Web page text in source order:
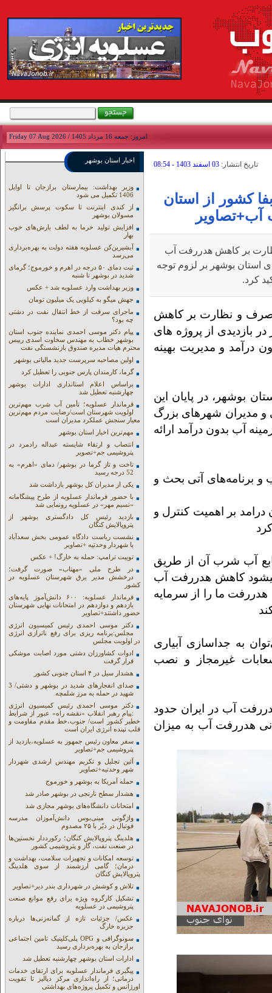
امروز: جمعه 16 مرداد 1405 / Friday 07 Aug 2026
تاريخ انتشار: 03 اسفند 1403 - 08:54
کشور از استان
آب+تصاویر
بر کاهش هدررفت آب
استان بوشهر بر لزوم توجه
کرد.
و نظارت بر کاهش
از پروژه های
درآمد و مدیریت بهینه
بوشهر، در پایان این
و مدیران شهرهای بزرگ
آب بدون درآمد ارائه
برنامه‌های آتی بحث و
بر اهمیت کنترل و
آب شرب آن از طریق
میشود کاهش هدررفت آب
ما را از سرمایه
به جداسازی آبیاری
غیرمجاز و نصب
آب در ایران حدود
هدررفت آب به میزان
اخبار استان بوشهر
وزیر بهداشت: بیمارستان برازجان تا اوایل
1406 تکمیل می شود
از کندی اینترنت تا سکوت پرسش برانگیز
مسولان بوشهر
افزایش تولید خرما به لطف بارش‌های خوب
بهار
آبشیرین‌کن عسلویه هفته دولت به بهره‌برداری
می‌رسد
ثبت دمای ۵۰ درجه در اهرم و خورموج؛ گرمای
شدید در بوشهر تا شنبه
وزیر بهداشت وارد عسلویه شد + عکس
جهش میگو به کیلویی یک میلیون تومان
ماجرای سرقت از خط انتقال نفت در دشتی
چه بود؟
پیام دکتر موسی احمدی نماینده جنوب استان
بوشهر خطاب به مهندس سخاوت اسدی رییس
محترم هیات مدیره صندوق بازنشستگی نفت
اولین مصاحبه سرپرست جدید مالیاتی بوشهر
گرما، کارمندان پارس جنوبی را تعطیل کرد
براساس اعلام استانداری ادارات بوشهر
چهارشنبه تعطیل شد
فرماندار عسلویه؛ تأمین آب شرب مهم‌ترین
اولویت شهرستان است/رضایت مردم مهم‌ترین
معیار سنجش عملکرد مدیران است
مهم‌ترین اخبار استان بوشهر
انتصاب و ارتقاء شایسته عبداله رادمرد در
پتروشیمی جم+تصویر
تاخت و تاز گرما در بوشهر/ دمای «اهرم» به
52 درجه رسید
یکی از مدیران کل بوشهر بازداشت شد
با حضور فرماندار عسلویه از طرح پیشگامانه
«نسیم مهر» در عسلویه رونمایی شد
بازدید رئیس کل دادگستری بوشهر از
پتروپالایش کنگان
نشست ریاست دادگاه عمومی بخش سعدآباد
با شهردار وحدتیه +تصاویر
توییت ترامپ: حمله به خارگ! + عکس
در طرح ملی «مهتاب» صورت گرفت؛
درخشش مدیر برق شهرستان عسلویه در
کشور
فرماندار عسلویه: ۶۰۰ دانش‌آموز پایه‌های
یازدهم و دوازدهم در امتحانات نهایی شهرستان
حضور داشتند+تصاویر
دکتر موسی احمدی رئیس کمیسیون انرژی
مجلس:برنامه ریزی برای رفع ناترازی انرژی
در اولویت مجلس
ادوات کشاورزان دشتی مورد اصابت موشکی
قرار گرفت
هشدار سیل در ۴ استان جنوبی کشور
صدای انفجارهای شدید در بوشهر و دشتی/ 3
شهید در حمله به مرز شلمچه
دکتر موسی احمدی رئیس کمیسیون انرژی
:پیام رهبر انقلاب «نقشه راه» عبور از شرایط
خطیر کشور است/ جنوب،خط مقدم مقاومت و
قلب تپنده انرژی ایران است
سفر معاون رئیس جمهور به عسلویه،بازدید از
پتروشیمی جم+تصاویر
آئین تجلیل و تکریم مهندس ارشدی شهردار
شهر وحدتیه+تصاویر
حمله آمریکا به بوشهر و خورموج
هشدار سطح نارنجی در بوشهر صادر شد
امتحانات دانشگاه‌های بوشهر مجازی شد
واژگونی مینی‌بوس دانش‌آموزان مدرسه
فوتبال در دیّر با ۲۵ مصدوم
هلدینگ پتروپالایش کنگان؛ رکورددار نخستین‌ها
در صنعت نفت، گاز و پتروشیمی کشور
توسعه امکانات و تجهیزات سلامت، بهداشت و
درمان؛ گامی ارزشمند از سوی هلدینگ
پتروپالایش کنگان
تلاش و کوشش در شهرداری بندر دیر+تصاویر
تشکیل کارگروه ویژه برای رفع موانع صنعت
پتروشیمی در عسلویه
عکس/ جزئیات تازه از گمانه‌زنی‌ها درباره
جزیره خارگ
سونوگرافی و OPG پلی‌کلینیک تامین اجتماعی
برازجان به بهره‌برداری رسید
ادارات استان بوشهر چهارشنبه تعطیل شد
پیگیری فرماندار عسلویه برای ارتقای خدمات
درمانی؛ از راه‌اندازی مرکز دیالیز تا تقویت
اورژانس و تکمیل پروژه‌های بهداشتی